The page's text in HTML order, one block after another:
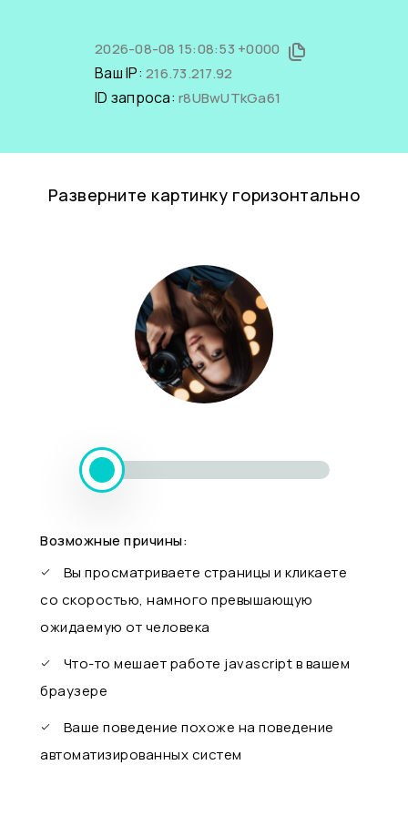
2026-08-08 15:08:53 +0000
Ваш IP: 216.73.217.92
ID запроса: r8UBwUTkGa61
Разверните картинку горизонтально
Возможные причины:
Вы просматриваете страницы и кликаете
со скоростью, намного превышающую
ожидаемую от человека
Что-то мешает работе javascript в вашем
браузере
Ваше поведение похоже на поведение
автоматизированных систем